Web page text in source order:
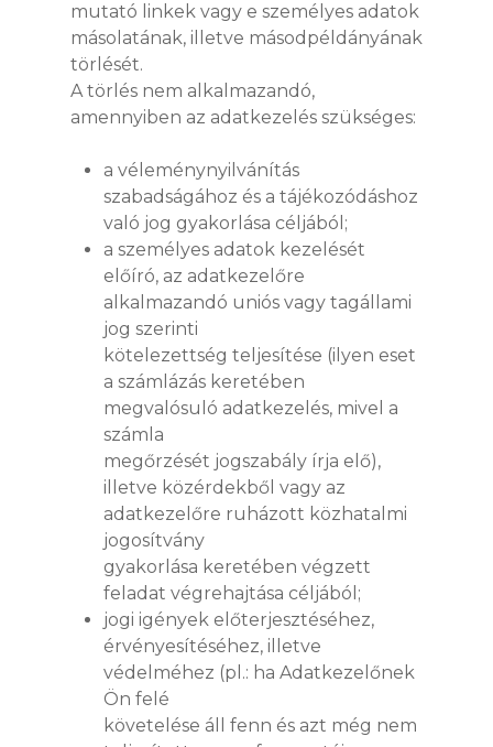
mutató linkek vagy e személyes adatok
másolatának, illetve másodpéldányának
törlését.
A törlés nem alkalmazandó,
amennyiben az adatkezelés szükséges:
a véleménynyilvánítás
szabadságához és a tájékozódáshoz
való jog gyakorlása céljából;
a személyes adatok kezelését
előíró, az adatkezelőre
alkalmazandó uniós vagy tagállami
jog szerinti
kötelezettség teljesítése (ilyen eset
a számlázás keretében
megvalósuló adatkezelés, mivel a
számla
megőrzését jogszabály írja elő),
illetve közérdekből vagy az
adatkezelőre ruházott közhatalmi
jogosítvány
gyakorlása keretében végzett
feladat végrehajtása céljából;
jogi igények előterjesztéséhez,
érvényesítéséhez, illetve
védelméhez (pl.: ha Adatkezelőnek
Ön felé
követelése áll fenn és azt még nem